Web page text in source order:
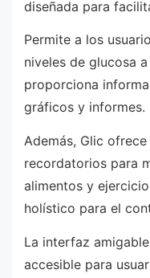
diseñada para
Permite a los
niveles de glucosa
proporciona
gráficos y informes.
Además, Glic
recordatorios para
alimentos y
holístico para el
La interfaz
accesible para